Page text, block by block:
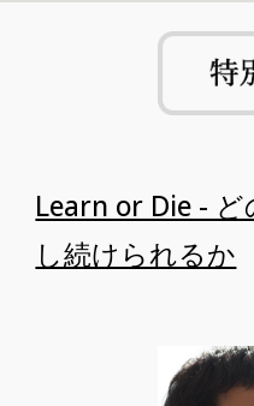
Learn or Die -
し続けられるか